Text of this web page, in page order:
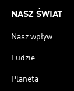
NASZ ŚWIAT
Nasz wpływ
Ludzie
Planeta